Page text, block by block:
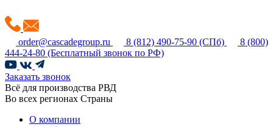
order@cascadegroup.ru 8 (812) 490-75-90 (СПб)
8 (800)
444-24-80 (Бесплатный звонок по РФ)
Заказать звонок
Всё для производства РВД
Во всех регионах Страны
О компании